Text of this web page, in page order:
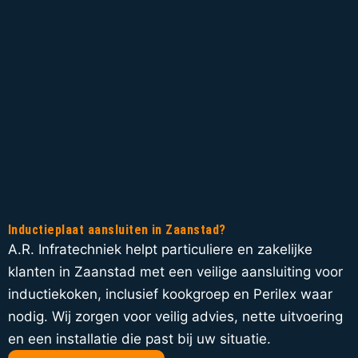
Inductieplaat aansluiten in Zaanstad?
A.R. Infratechniek helpt particuliere en zakelijke
klanten in Zaanstad met een veilige aansluiting voor
inductiekoken, inclusief kookgroep en Perilex waar
nodig. Wij zorgen voor veilig advies, nette uitvoering
en een installatie die past bij uw situatie.